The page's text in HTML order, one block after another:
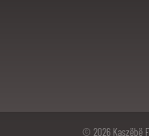
© 2026 Kaszëbë